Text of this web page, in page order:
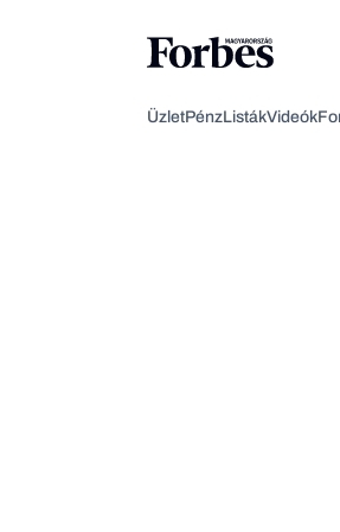
ÜzletPénzListákVideók